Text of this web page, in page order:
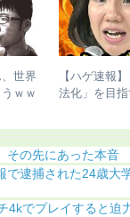
世界
ｗｗ
【ハゲ速報
法化」を目
その先にあった本音
で逮捕された24歳大
4kでプレイすると迫